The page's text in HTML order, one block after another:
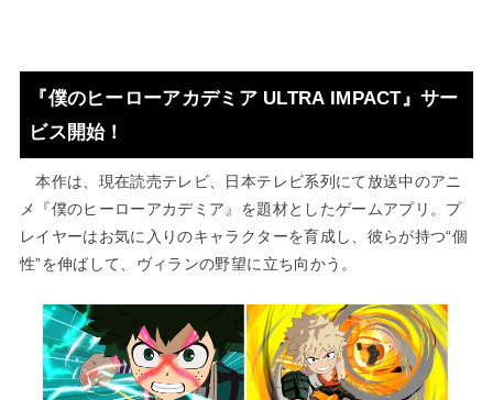
『僕のヒーローアカデミア ULTRA IMPACT』サー
ビス開始！
本作は、現在読売テレビ、日本テレビ系列にて放送中のアニ
メ『僕のヒーローアカデミア』を題材としたゲームアプリ。プ
レイヤーはお気に入りのキャラクターを育成し、彼らが持つ“個
性”を伸ばして、ヴィランの野望に立ち向かう。